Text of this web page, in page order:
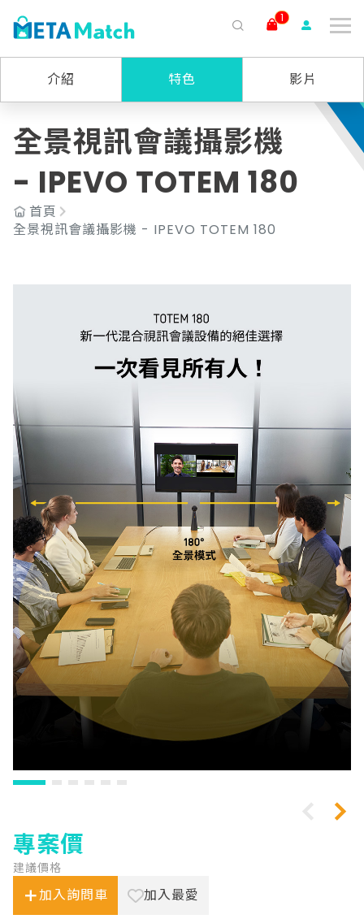
ai agent會議記錄 claude
1
介紹 特色 影片
全景視訊會議攝影機
- IPEVO TOTEM 180
首頁
全景視訊會議攝影機 - IPEVO TOTEM 180
專案價
建議價格
加入詢問車 加入最愛